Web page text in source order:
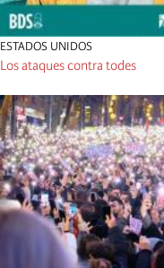
ESTADOS UNIDOS
Los ataques contra todes